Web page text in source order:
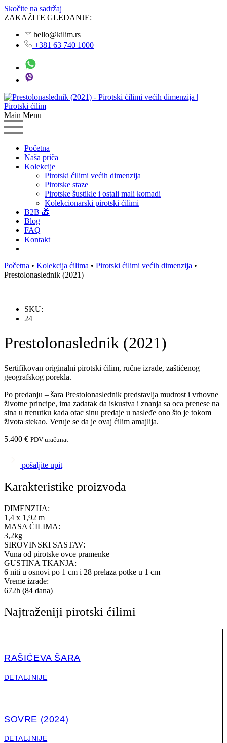
Skočite na sadržaj
ZAKAŽITE GLEDANJE:
hello@kilim.rs
+381 63 740 1000
Main Menu
Početna
Naša priča
Kolekcije
Pirotski ćilimi većih dimenzija
Pirotske staze
Pirotske šustikle i ostali mali komadi
Kolekcionarski pirotski ćilimi
B2B 🎁
Blog
FAQ
Kontakt
Početna • Kolekcija ćilima • Pirotski ćilimi većih dimenzija •
Prestolonaslednik (2021)
SKU:
24
Prestolonaslednik (2021)
Sertifikovan originalni pirotski ćilim, ručne izrade, zaštićenog
geografskog porekla.
Po predanju – šara Prestolonaslednik predstavlja mudrost i vrhovne
životne principe, ima zadatak da iskustva i znanja sa oca prenese na
sina u trenutku kada otac sinu predaje u nasleđe ono što je tokom
života stekao. Veruje se da je ovaj ćilim amajlija.
5.400 € PDV uračunat
pošaljite upit
Karakteristike proizvoda
DIMENZIJA:
1,4 x 1,92 m
MASA ĆILIMA:
3,2kg
SIROVINSKI SASTAV:
Vuna od pirotske ovce pramenke
GUSTINA TKANJA:
6 niti u osnovi po 1 cm i 28 prelaza potke u 1 cm
Vreme izrade:
672h (84 dana)
Najtraženiji pirotski ćilimi
RAŠIĆEVA ŠARA
DETALJNIJE
SOVRE (2024)
DETALJNIJE